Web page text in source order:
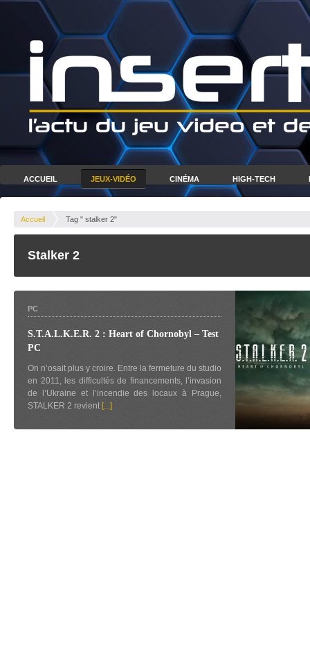
ACCUEIL JEUX-VIDÉO CINÉMA HIGH-TECH
Accueil Tag " stalker 2"
Stalker 2
PC
S.T.A.L.K.E.R. 2 : Heart of Chornobyl – Test
PC
On n’osait plus y croire. Entre la fermeture du studio
en 2011, les difficultés de financements, l’invasion
de l’Ukraine et l’incendie des locaux à Prague,
STALKER 2 revient [...]